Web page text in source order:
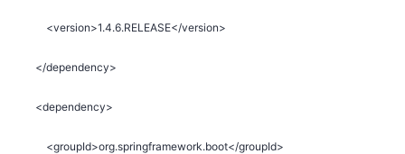
<version>1.4.6.RELEASE</version>
</dependency>
<dependency>
<groupId>org.springframework.boot</groupId>